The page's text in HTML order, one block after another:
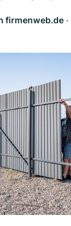
firmenweb.de ‧